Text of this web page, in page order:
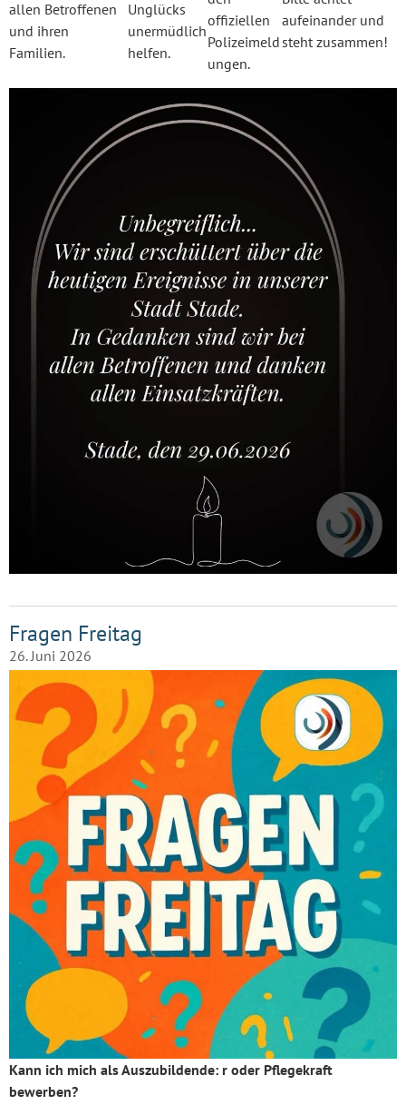
allen Betroffenen
und ihren
Familien.
Unglücks
unermüdlich
helfen.
offiziellen
Polizeimeld
ungen.
aufeinander und
steht zusammen!
Fragen Freitag
26. Juni 2026
Kann ich mich als Auszubildende: r oder Pflegekraft
bewerben?